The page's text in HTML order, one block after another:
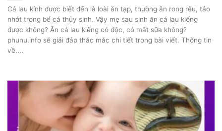
Cá lau kính được biết đến là loài ăn tạp, thường ăn rong rêu, tảo
nhớt trong bể cá thủy sinh. Vậy mẹ sau sinh ăn cá lau kiếng
được không? Ăn cá lau kiếng có độc, có mất sữa không?
phunu.info sẽ giải đáp thắc mắc chi tiết trong bài viết. Thông tin
về....